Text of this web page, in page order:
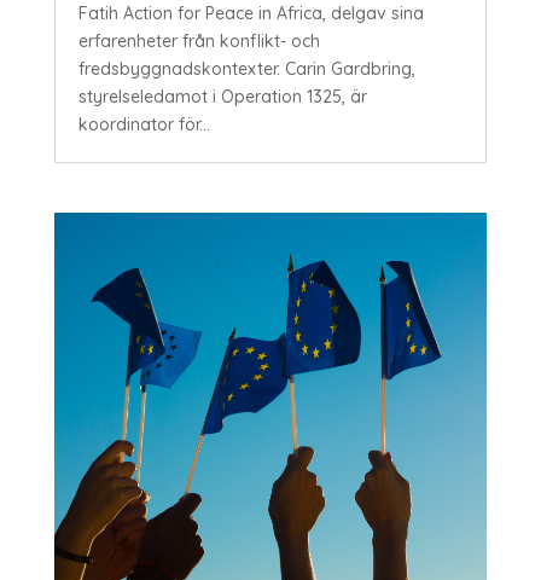
Fatih Action for Peace in Africa, delgav sina
erfarenheter från konflikt- och
fredsbyggnadskontexter. Carin Gardbring,
styrelseledamot i Operation 1325, är
koordinator för...